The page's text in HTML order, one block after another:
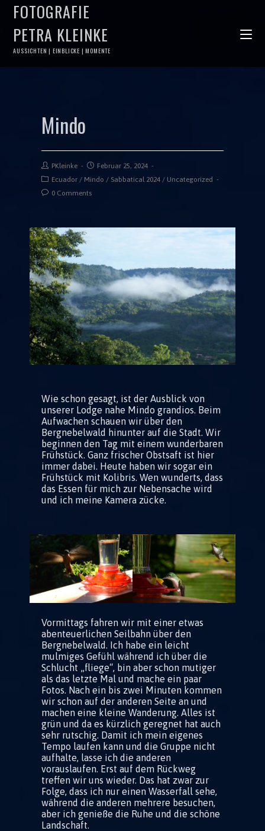
FOTOGRAFIE
PETRA KLEINKE
AUSSICHTEN | EINBLICKE | MOMENTE
Mindo
PKleinke
Februar 25, 2024
Ecuador / Mindo / Sabbatical 2024 / Uncategorized
0 Comments
Wie schon gesagt, ist der Ausblick von
unserer Lodge nahe Mindo grandios. Beim
Aufwachen schauen wir über den
Bergnebelwald hinunter auf die Stadt. Wir
beginnen den Tag mit einem wunderbaren
Frühstück. Ganz frischer Obstsaft ist hier
immer dabei. Heute haben wir sogar ein
Frühstück mit Kolibris. Wen wunderts, dass
das Essen für mich zur Nebensache wird
und ich meine Kamera zücke.
Vormittags fahren wir mit einer etwas
abenteuerlichen Seilbahn über den
Bergnebelwald. Ich habe ein leicht
mulmiges Gefühl während ich über die
Schlucht „fliege“, bin aber schon mutiger
als das letzte Mal und mache ein paar
Fotos. Nach ein bis zwei Minuten kommen
wir schon auf der anderen Seite an und
machen eine kleine Wanderung. Alles ist
grün und da es kürzlich geregnet hat auch
sehr rutschig. Damit ich mein eigenes
Tempo laufen kann und die Gruppe nicht
aufhalte, lasse ich die anderen
vorauslaufen. Erst auf dem Rückweg
treffen wir uns wieder. Das hat zwar zur
Folge, dass ich nur einen Wasserfall sehe,
während die anderen mehrere besuchen,
aber ich genieße die Ruhe und die schöne
Landschaft.